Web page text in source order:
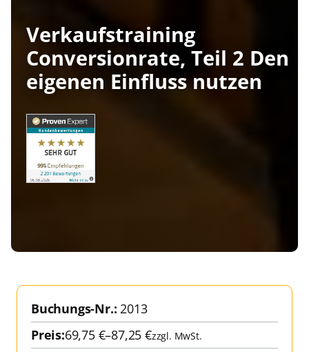
Verkaufstraining
Conversionrate, Teil 2 Den
eigenen Einfluss nutzen
Buchungs-Nr.:2013
Preis:69,75 €–87,25€zzgl. MwSt.